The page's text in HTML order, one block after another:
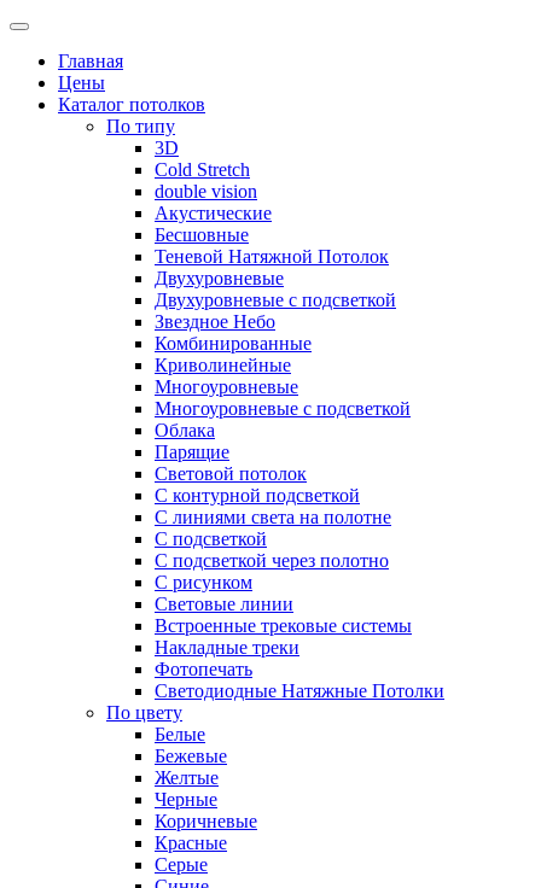
Skip
contentГлавная
Цены
Каталог потолков
По типу
3D
Cold Stretch
double vision
Акустические
Бесшовные
Теневой Натяжной Потолок
Двухуровневые
Двухуровневые с подсветкой
Звездное Небо
Комбинированные
Криволинейные
Многоуровневые
Многоуровневые с подсветкой
Облака
Парящие
Световой потолок
С контурной подсветкой
С линиями света на полотне
С подсветкой
С подсветкой через полотно
С рисунком
Световые линии
Встроенные трековые системы
Накладные треки
Фотопечать
Светодиодные Натяжные Потолки
По цвету
Белые
Бежевые
Желтые
Черные
Коричневые
Красные
Серые